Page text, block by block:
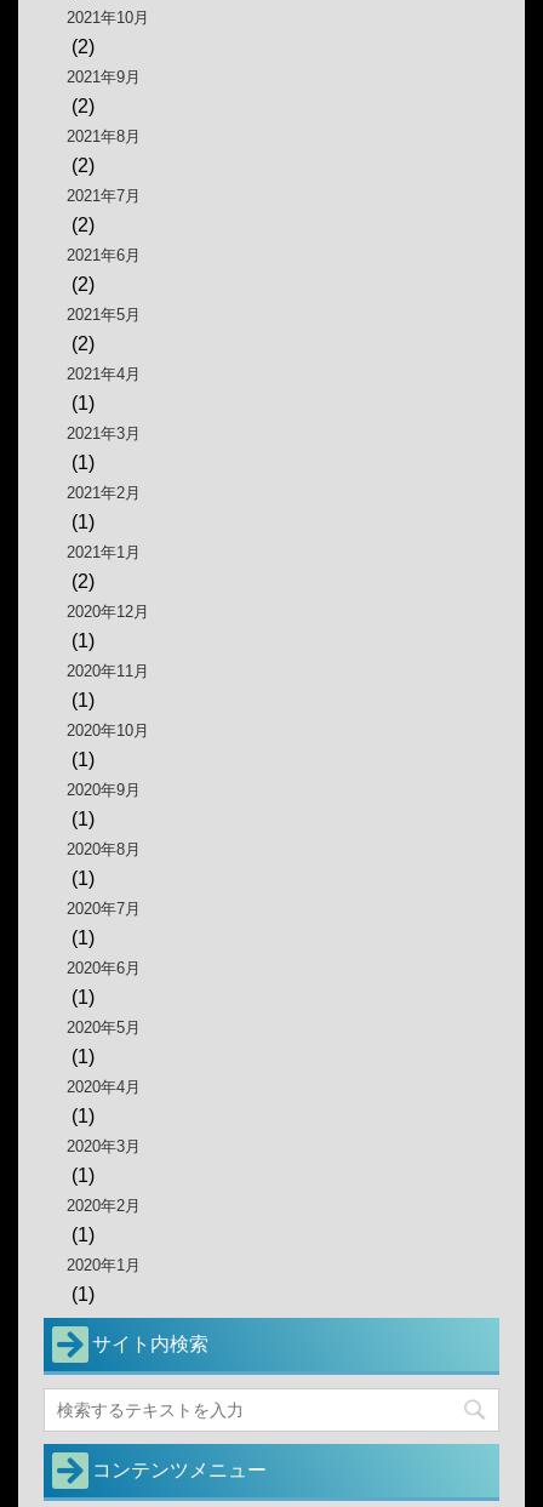
2021年10月
(2)
2021年9月
(2)
2021年8月
(2)
2021年7月
(2)
2021年6月
(2)
2021年5月
(2)
2021年4月
(1)
2021年3月
(1)
2021年2月
(1)
2021年1月
(2)
2020年12月
(1)
2020年11月
(1)
2020年10月
(1)
2020年9月
(1)
2020年8月
(1)
2020年7月
(1)
2020年6月
(1)
2020年5月
(1)
2020年4月
(1)
2020年3月
(1)
2020年2月
(1)
2020年1月
(1)
サイト内検索
コンテンツメニュー